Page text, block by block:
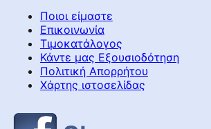
Ποιοι είμαστε
Επικοινωνία
Τιμοκατάλογος
Κάντε μας Εξουσιοδότηση
Πολιτική Απορρήτου
Χάρτης ιστοσελίδας